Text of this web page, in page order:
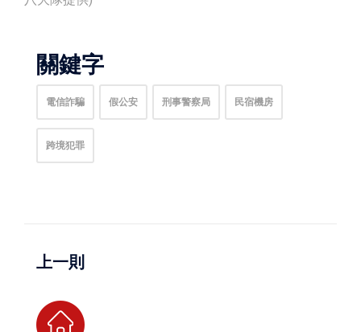
關鍵字
電信詐騙 假公安 刑事警察局 民宿機房
跨境犯罪
上一則